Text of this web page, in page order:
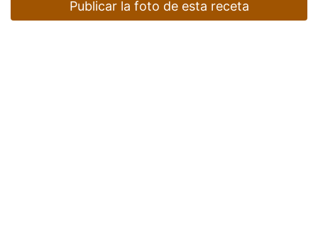
Publicar la foto de esta receta